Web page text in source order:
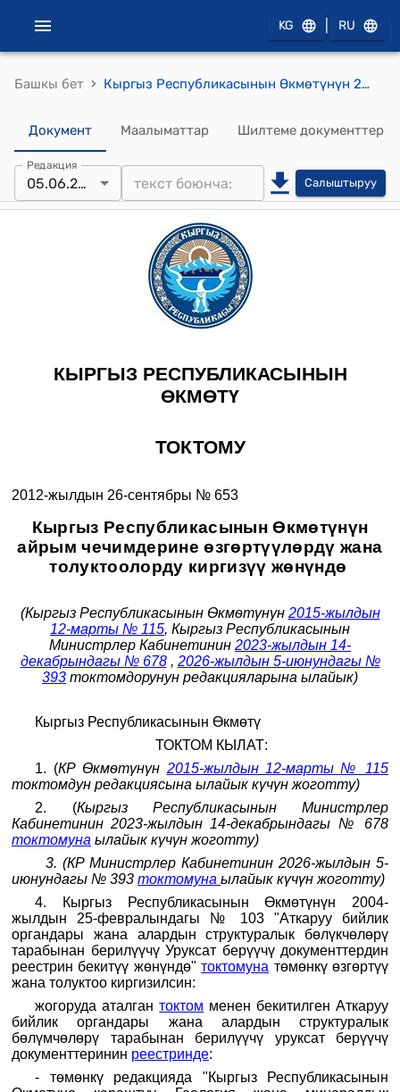
KG RU
Башкы бет › Кыргыз Республикасынын Өкмөтүнүн 2012-жылдын 26-сентябрындагы № 653 "Кыргыз Республикасынын Өкмөтүнүн айрым чечимдерине өзгөртүүлөрдү жана толуктоолорду киргизүү жөнүндө" токтому
Документ Маалыматтар Шилтеме документтер
Редакция
05.06.2026 Салыштыруу